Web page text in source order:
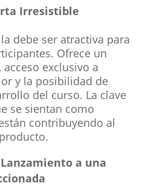
Irresistible
debe ser atractiva para
Ofrece un
exclusivo a
y la posibilidad de
del curso. La clave
se sientan como
contribuyendo al
a una